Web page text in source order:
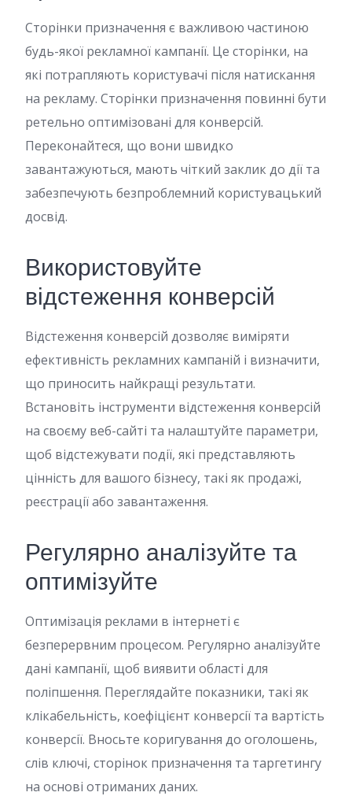
Сторінки призначення є важливою частиною
будь-якої рекламної кампанії. Це сторінки, на
які потрапляють користувачі після натискання
на рекламу. Сторінки призначення повинні бути
ретельно оптимізовані для конверсій.
Переконайтеся, що вони швидко
завантажуються, мають чіткий заклик до дії та
забезпечують безпроблемний користувацький
досвід.
Використовуйте
відстеження конверсій
Відстеження конверсій дозволяє виміряти
ефективність рекламних кампаній і визначити,
що приносить найкращі результати.
Встановіть інструменти відстеження конверсій
на своєму веб-сайті та налаштуйте параметри,
щоб відстежувати події, які представляють
цінність для вашого бізнесу, такі як продажі,
реєстрації або завантаження.
Регулярно аналізуйте та
оптимізуйте
Оптимізація реклами в інтернеті є
безперервним процесом. Регулярно аналізуйте
дані кампанії, щоб виявити області для
поліпшення. Переглядайте показники, такі як
клікабельність, коефіцієнт конверсії та вартість
конверсії. Вносьте коригування до оголошень,
слів ключі, сторінок призначення та таргетингу
на основі отриманих даних.